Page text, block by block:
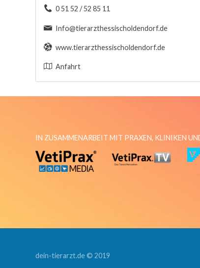
0 51 52 / 52 85 11
Info@tierarzthessischoldendorf.de
www.tierarzthessischoldendorf.de
Anfahrt
IN ZUSAMMENARBEIT MIT PRAXEN, KLINIKEN
dein-tierarzt.de © 2019